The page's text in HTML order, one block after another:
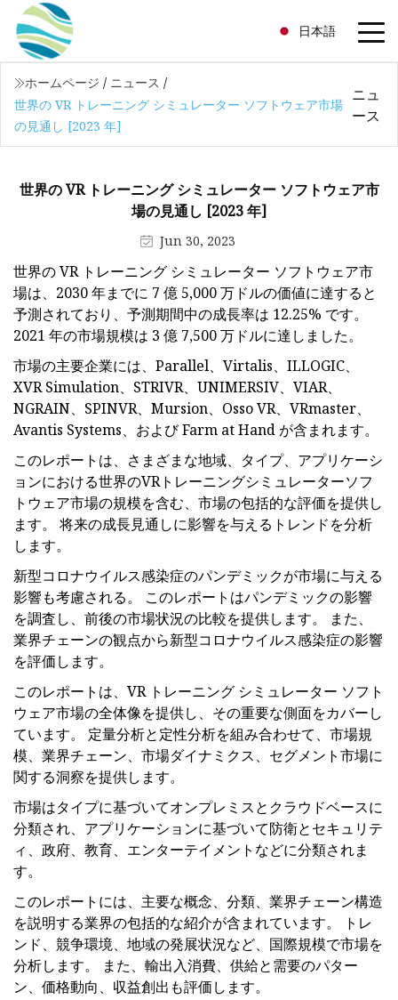
日本語
ホームページ / ニュース /
世界の VR トレーニング シミュレーター ソフトウェア市場
の見通し [2023 年]
ニュ
ース
世界の VR トレーニング シミュレーター ソフトウェア市
場の見通し [2023 年]
Jun 30, 2023
世界の VR トレーニング シミュレーター ソフトウェア市
場は、2030 年までに 7 億 5,000 万ドルの価値に達すると
予測されており、予測期間中の成長率は 12.25% です。
2021 年の市場規模は 3 億 7,500 万ドルに達しました。
市場の主要企業には、Parallel、Virtalis、ILLOGIC、
XVR Simulation、STRIVR、UNIMERSIV、VIAR、
NGRAIN、SPINVR、Mursion、Osso VR、VRmaster、
Avantis Systems、および Farm at Hand が含まれます。
このレポートは、さまざまな地域、タイプ、アプリケーシ
ョンにおける世界のVRトレーニングシミュレーターソフ
トウェア市場の規模を含む、市場の包括的な評価を提供し
ます。 将来の成長見通しに影響を与えるトレンドを分析
します。
新型コロナウイルス感染症のパンデミックが市場に与える
影響も考慮される。 このレポートはパンデミックの影響
を調査し、前後の市場状況の比較を提供します。 また、
業界チェーンの観点から新型コロナウイルス感染症の影響
を評価します。
このレポートは、VR トレーニング シミュレーター ソフト
ウェア市場の全体像を提供し、その重要な側面をカバーし
ています。 定量分析と定性分析を組み合わせて、市場規
模、業界チェーン、市場ダイナミクス、セグメント市場に
関する洞察を提供します。
市場はタイプに基づいてオンプレミスとクラウドベースに
分類され、アプリケーションに基づいて防衛とセキュリテ
ィ、政府、教育、エンターテイメントなどに分類されま
す。
このレポートには、主要な概念、分類、業界チェーン構造
を説明する業界の包括的な紹介が含まれています。 トレ
ンド、競争環境、地域の発展状況など、国際規模で市場を
分析します。 また、輸出入消費、供給と需要のパター
ン、価格動向、収益創出も評価します。